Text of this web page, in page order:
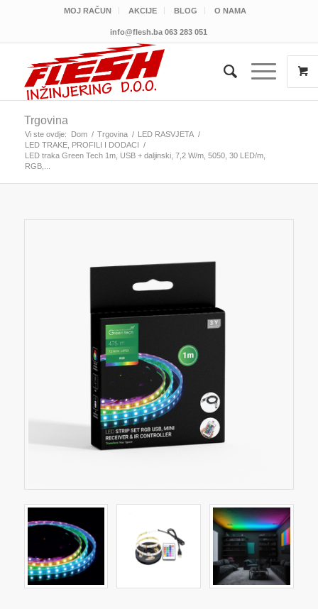
MOJ RAČUN AKCIJE BLOG O NAMA
info@flesh.ba 063 283 051
Trgovina
Vi ste ovdje: Dom / Trgovina / LED RASVJETA /
LED TRAKE, PROFILI I DODACI /
LED traka Green Tech 1m, USB + daljinski, 7,2 W/m, 5050, 30 LED/m,
RGB,...